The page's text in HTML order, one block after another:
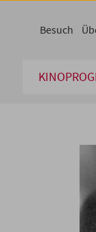
Besuch